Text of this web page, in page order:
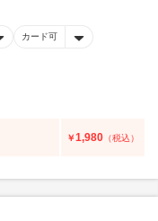
カード可
￥1,980 （税込）